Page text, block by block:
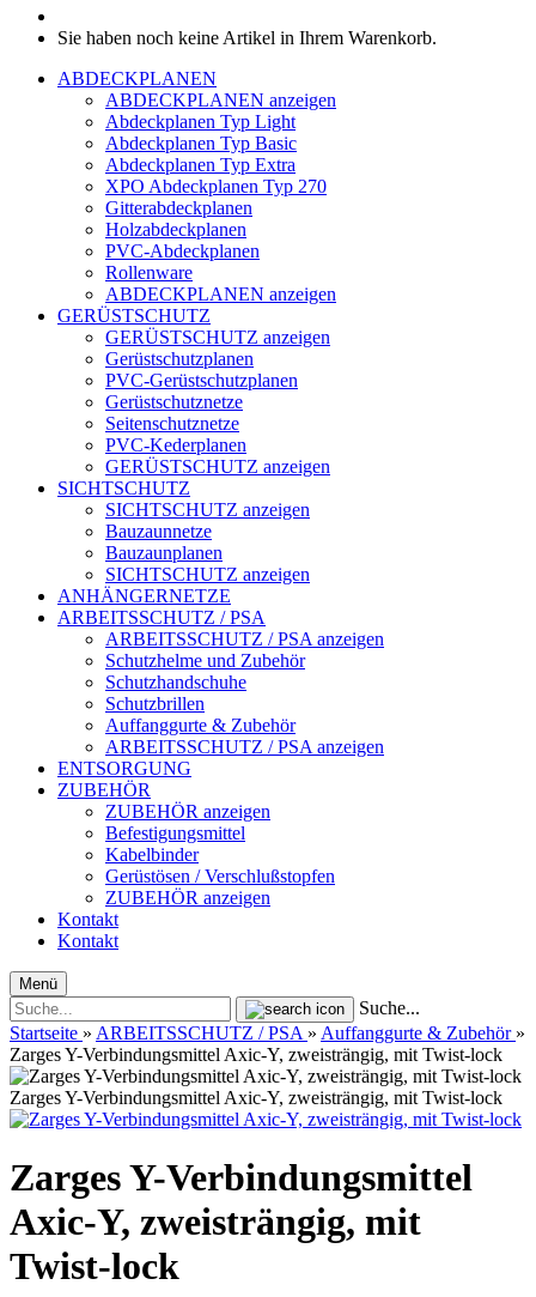
Sie haben noch keine Artikel in Ihrem Warenkorb.
ABDECKPLANEN
ABDECKPLANEN anzeigen
Abdeckplanen Typ Light
Abdeckplanen Typ Basic
Abdeckplanen Typ Extra
XPO Abdeckplanen Typ 270
Gitterabdeckplanen
Holzabdeckplanen
PVC-Abdeckplanen
Rollenware
ABDECKPLANEN anzeigen
GERÜSTSCHUTZ
GERÜSTSCHUTZ anzeigen
Gerüstschutzplanen
PVC-Gerüstschutzplanen
Gerüstschutznetze
Seitenschutznetze
PVC-Kederplanen
GERÜSTSCHUTZ anzeigen
SICHTSCHUTZ
SICHTSCHUTZ anzeigen
Bauzaunnetze
Bauzaunplanen
SICHTSCHUTZ anzeigen
ANHÄNGERNETZE
ARBEITSSCHUTZ / PSA
ARBEITSSCHUTZ / PSA anzeigen
Schutzhelme und Zubehör
Schutzhandschuhe
Schutzbrillen
Auffanggurte & Zubehör
ARBEITSSCHUTZ / PSA anzeigen
ENTSORGUNG
ZUBEHÖR
ZUBEHÖR anzeigen
Befestigungsmittel
Kabelbinder
Gerüstösen / Verschlußstopfen
ZUBEHÖR anzeigen
Kontakt
Kontakt
Menü
Suche...
Startseite » ARBEITSSCHUTZ / PSA » Auffanggurte & Zubehör »
Zarges Y-Verbindungsmittel Axic-Y, zweisträngig, mit Twist-lock
Zarges Y-Verbindungsmittel Axic-Y, zweisträngig, mit Twist-lock
Zarges Y-Verbindungsmittel
Axic-Y, zweisträngig, mit
Twist-lock